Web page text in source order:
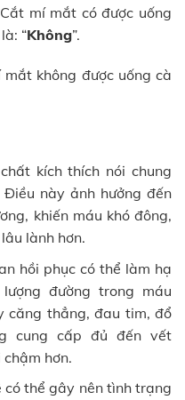
mí mắt có được uống
“Không”.
không được uống cà
kích thích nói chung
này ảnh hưởng đến
khiến máu khó đông,
lành hơn.
hồi phục có thể làm hạ
đường trong máu
căng thẳng, đau tim, đổ
cung cấp đủ đến vết
hơn.
thể gây nên tình trạng